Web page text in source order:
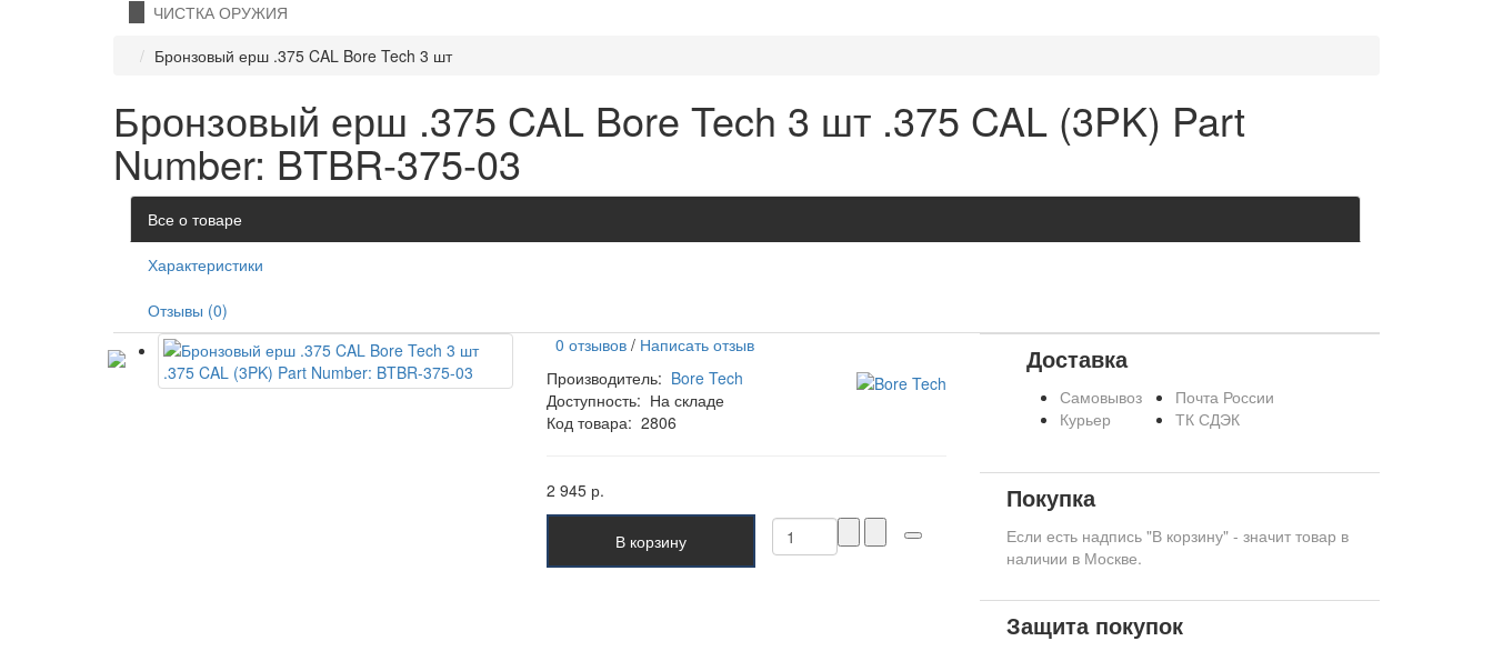
ЧИСТКА ОРУЖИЯ
Бронзовый ерш .375 CAL Bore Tech 3 шт
Бронзовый ерш .375 CAL Bore Tech 3 шт .375 CAL (3PK) Part
Number: BTBR-375-03
Все о товаре
Характеристики
Отзывы (0)
0 отзывов / Написать отзыв
Производитель: Bore Tech
Доступность: На складе
Код товара: 2806
2 945 р.
В корзину
Доставка
Самовывоз
Курьер
Почта России
ТК СДЭК
Покупка
Если есть надпись "В корзину" - значит товар в
наличии в Москве.
Защита покупок